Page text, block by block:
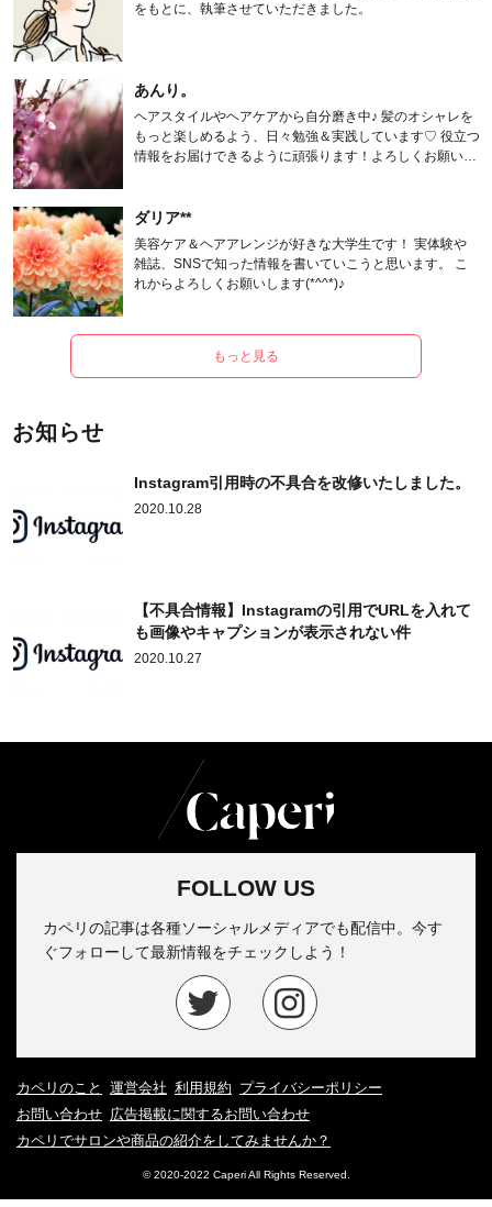
をもとに、執筆させていただきました。
あんり。
ヘアスタイルやヘアケアから自分磨き中♪ 髪のオシャレを
もっと楽しめるよう、日々勉強＆実践しています♡ 役立つ
情報をお届けできるように頑張ります！よろしくお願いし
ダリア**
美容ケア＆ヘアアレンジが好きな大学生です！ 実体験や
雑誌、SNSで知った情報を書いていこうと思います。 こ
れからよろしくお願いします(*^^*)♪
もっと見る
お知らせ
Instagram引用時の不具合を改修いたしました。
2020.10.28
【不具合情報】Instagramの引用でURLを入れて
も画像やキャプションが表示されない件
2020.10.27
FOLLOW US
カペリの記事は各種ソーシャルメディアでも配信中。今す
ぐフォローして最新情報をチェックしよう！
カペリのこと 運営会社 利用規約 プライバシーポリシー
お問い合わせ 広告掲載に関するお問い合わせ
カペリでサロンや商品の紹介をしてみませんか？
© 2020-2022 Caperi All Rights Reserved.